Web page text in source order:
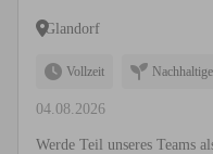
Glandorf
Vollzeit
04.08.2026
Werde Teil unseres Teams